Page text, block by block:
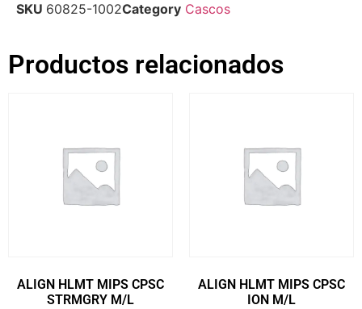
SKU 60825-1002Category Cascos
Productos relacionados
ALIGN HLMT MIPS CPSC
STRMGRY M/L
ALIGN HLMT MIPS CPSC
ION M/L